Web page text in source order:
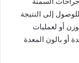
إلى النتيجة
أو لعمليات
أو بالون المعدة